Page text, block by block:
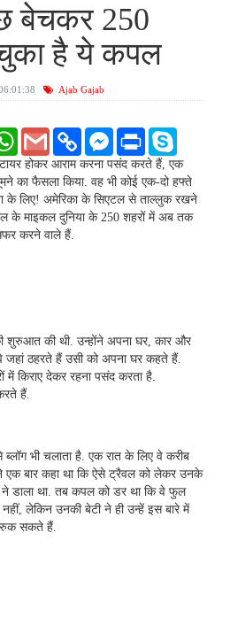
बेचकर 250
है ये कपल
Ajab Gajab
W
a
t
s
A
p
p
G
a
i
l
C
p
y
L
i
n
F
c
e
b
o
o
e
r
P
i
n
t
y
p
e
होकर आराम करना पसंद करते हैं, एक
का फैसला किया. वह भी कोई एक-दो हफ्ते
के लिए! अमेरिका के सिएटल से ताल्लुक रखने
के माइकल दुनिया के 250 शहरों में अब तक
करने वाले हैं.
शुरुआत की थी. उन्होंने अपना घर, कार और
जहां ठहरते हैं उसी को अपना घर कहते हैं.
किराए देकर रहना पसंद करता है.
हैं.
भी चलाता है. एक रात के लिए वे करीब
एक बार कहा था कि ऐसे ट्रैवल को लेकर उनके
ने डाला था. तब कपल को डर था कि वे फुल
लेकिन उनकी बेटी ने ही उन्हें इस बारे में
रुक सकते हैं.